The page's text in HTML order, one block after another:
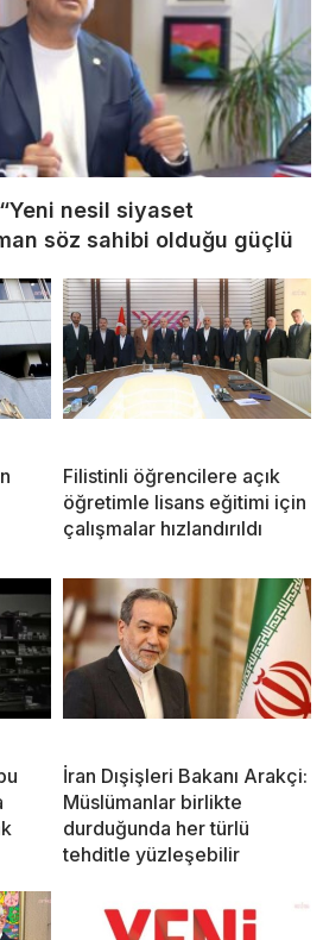
nesil siyaset
söz sahibi olduğu güçlü
Filistinli öğrencilere açık
öğretimle lisans eğitimi için
çalışmalar hızlandırıldı
İran Dışişleri Bakanı Arakçi:
Müslümanlar birlikte
durduğunda her türlü
tehditle yüzleşebilir